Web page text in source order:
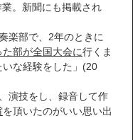
。新聞にも掲載され
楽部で、2年のときに
た部が全国大会に行くま
な経験をした」(20
演技をし、録音して作
を頂いたのがいい思い出